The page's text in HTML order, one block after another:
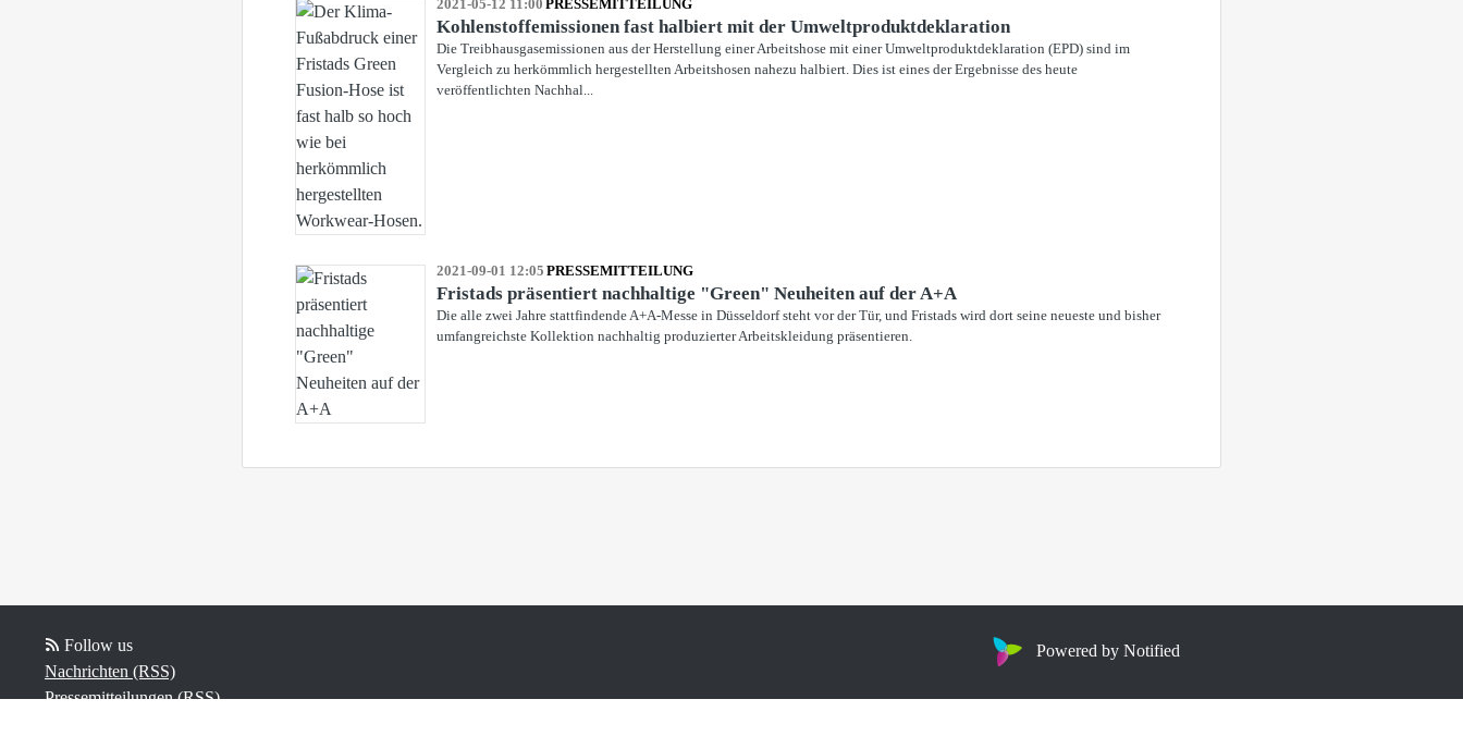
2021-05-12 11:00 PRESSEMITTEILUNG
Kohlenstoffemissionen fast halbiert mit der Umweltproduktdeklaration
Die Treibhausgasemissionen aus der Herstellung einer Arbeitshose mit einer Umweltproduktdeklaration (EPD) sind im
Vergleich zu herkömmlich hergestellten Arbeitshosen nahezu halbiert. Dies ist eines der Ergebnisse des heute
veröffentlichten Nachhal...
2021-09-01 12:05 PRESSEMITTEILUNG
Fristads präsentiert nachhaltige "Green" Neuheiten auf der A+A
Die alle zwei Jahre stattfindende A+A-Messe in Düsseldorf steht vor der Tür, und Fristads wird dort seine neueste und bisher
umfangreichste Kollektion nachhaltig produzierter Arbeitskleidung präsentieren.
Follow us
Nachrichten (RSS)
Pressemitteilungen (RSS)
Powered by Notified